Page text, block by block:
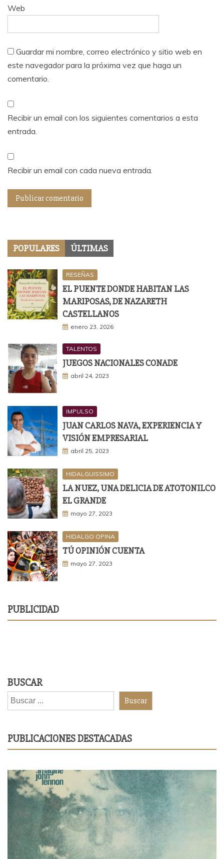
Web
Guardar mi nombre, correo electrónico y sitio web en
este navegador para la próxima vez que haga un
comentario.
Recibir un email con los siguientes comentarios a esta
entrada.
Recibir un email con cada nueva entrada.
POPULARES ÚLTIMAS
RESEÑAS
EL PUENTE DONDE HABITAN LAS
MARIPOSAS, DE NAZARETH
CASTELLANOS
enero 23, 2026
TALENTOS
JUEGOS NACIONALES CONADE
abril 24, 2023
IMPULSO
JUAN CARLOS NAVA, EXPERIENCIA Y
VISIÓN EMPRESARIAL
abril 25, 2023
HIDALGUISSIMO
LA NUEZ, UNA DELICIA DE ATOTONILCO
EL GRANDE
mayo 27, 2023
HIDALGO OPINA
TÚ OPINIÓN CUENTA
mayo 27, 2023
PUBLICIDAD
BUSCAR
Buscar
PUBLICACIONES DESTACADAS